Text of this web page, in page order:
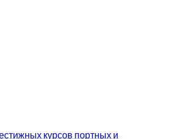
курсов портных и